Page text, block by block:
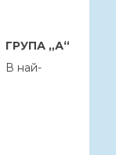
ГРУПА „А“
В най-